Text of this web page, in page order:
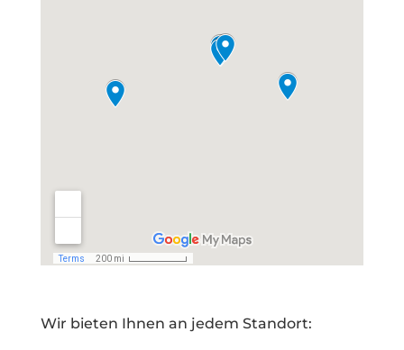
Wir bieten Ihnen an jedem Standort: